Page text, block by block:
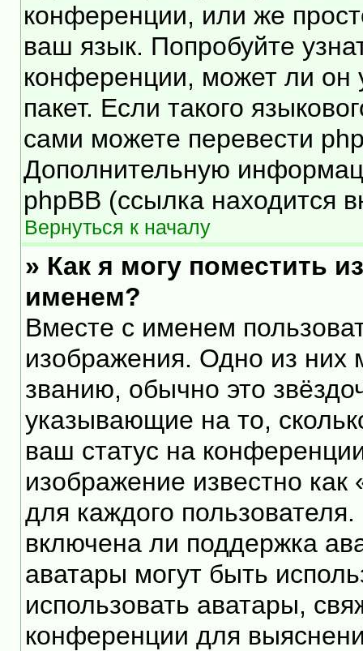
конференции, или же
ваш язык. Попробуйте
конференции, может ли он
пакет. Если такого
сами можете перевести
Дополнительную
phpBB (ссылка находится
Вернуться к началу
» Как я могу поместить
именем?
Вместе с именем
изображения. Одно из них
званию, обычно это
указывающие на то,
ваш статус на
изображение известно
для каждого
включена ли поддержка
аватары могут быть
использовать аватары,
конференции для